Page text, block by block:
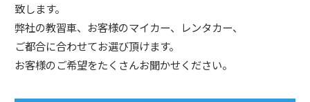
致します。
弊社の教習車、お客様のマイカー、レンタカー、
ご都合に合わせてお選び頂けます。
お客様のご希望をたくさんお聞かせください。